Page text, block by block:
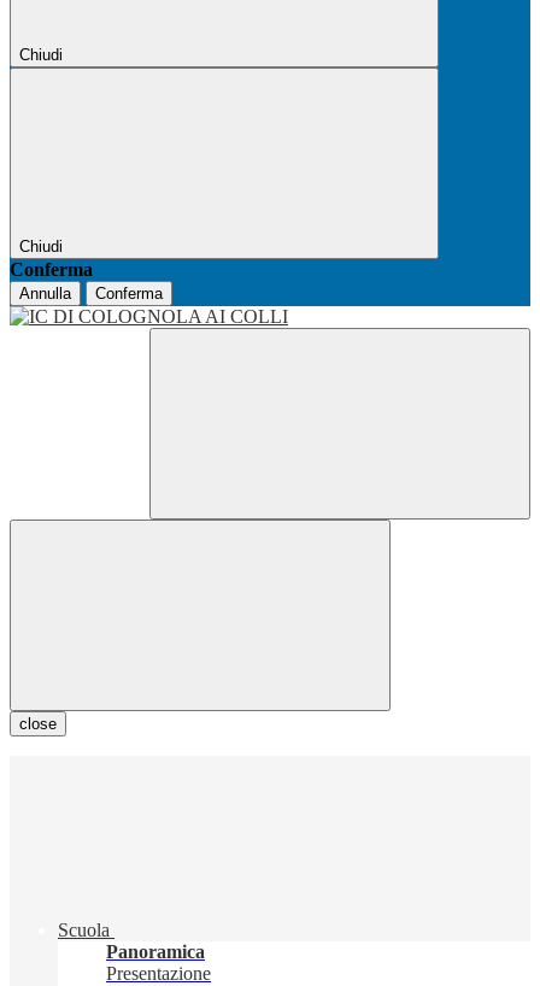
Chiudi
Chiudi
Conferma
Annulla Conferma
close
Scuola
Panoramica
Presentazione